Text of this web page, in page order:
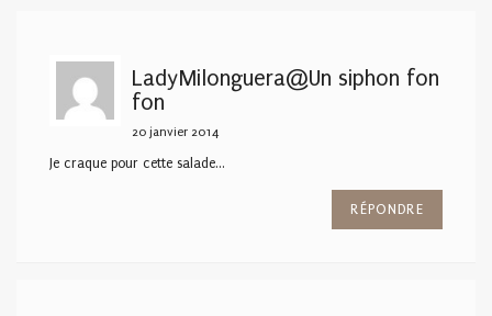
LadyMilonguera@Un siphon fon
fon
20 janvier 2014
Je craque pour cette salade…
RÉPONDRE